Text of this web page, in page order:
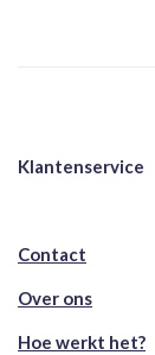
Klantenservice
Contact
Over ons
Hoe werkt het?